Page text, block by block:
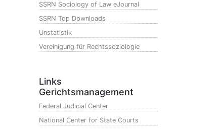
SSRN Sociology of Law eJournal
SSRN Top Downloads
Unstatistik
Vereinigung für Rechtssoziologie
Links
Gerichtsmanagement
Federal Judicial Center
National Center for State Courts